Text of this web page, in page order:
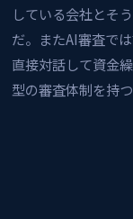
している会社とそ
だ。またAI審査で
直接対話して資金
型の審査体制を持